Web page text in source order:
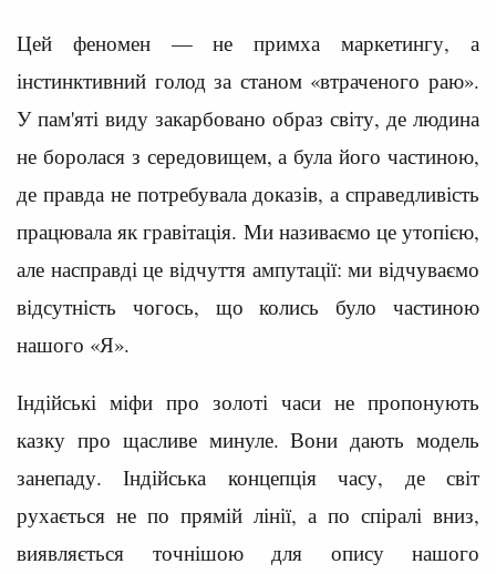
Цей феномен — не примха маркетингу, а
інстинктивний голод за станом «втраченого раю».
У пам'яті виду закарбовано образ світу, де людина
не боролася з середовищем, а була його частиною,
де правда не потребувала доказів, а справедливість
працювала як гравітація. Ми називаємо це утопією,
але насправді це відчуття ампутації: ми відчуваємо
відсутність чогось, що колись було частиною
нашого «Я».
Індійські міфи про золоті часи не пропонують
казку про щасливе минуле. Вони дають модель
занепаду. Індійська концепція часу, де світ
рухається не по прямій лінії, а по спіралі вниз,
виявляється точнішою для опису нашого